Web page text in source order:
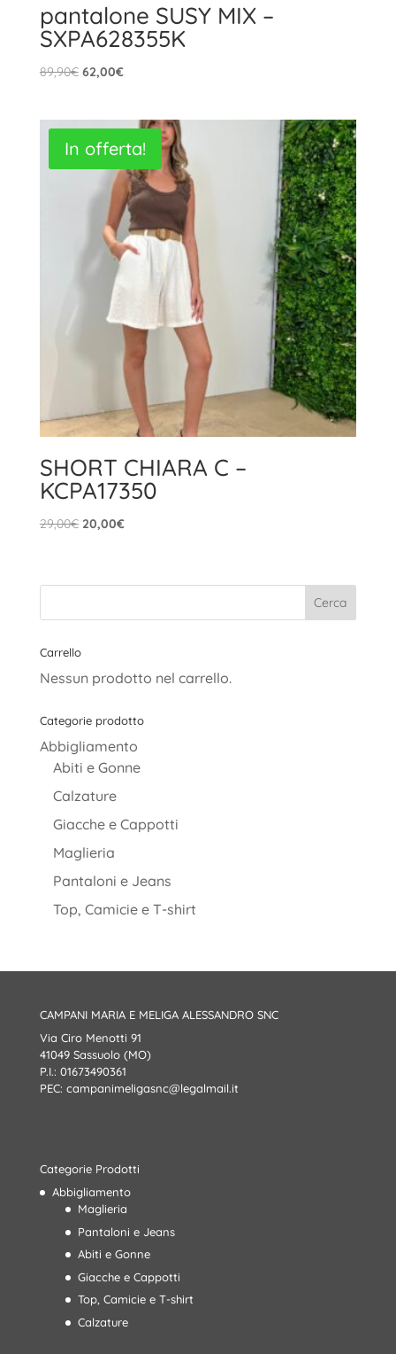
pantalone SUSY MIX –
SXPA628355K
89,90€ Il
era:
89,90€.
62,00€Il
è:
62,00€.
In offerta!
SHORT CHIARA C –
KCPA17350
29,00€ Il
era:
20,00€Il
è:
Carrello
Nessun prodotto nel carrello.
Categorie prodotto
Abbigliamento
Abiti e Gonne
Calzature
Giacche e Cappotti
Maglieria
Pantaloni e Jeans
Top, Camicie e T-shirt
CAMPANI MARIA E MELIGA ALESSANDRO SNC
Via Ciro Menotti 91
41049 Sassuolo (MO)
P.I.: 01673490361
PEC: campanimeligasnc@legalmail.it
Categorie Prodotti
Abbigliamento
Maglieria
Pantaloni e Jeans
Abiti e Gonne
Giacche e Cappotti
Top, Camicie e T-shirt
Calzature